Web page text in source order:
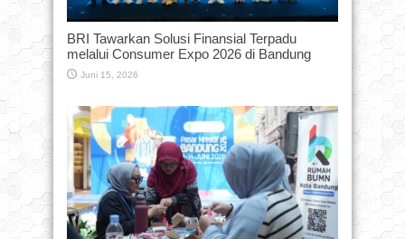
BRI Tawarkan Solusi Finansial Terpadu
melalui Consumer Expo 2026 di Bandung
Juni 15, 2026